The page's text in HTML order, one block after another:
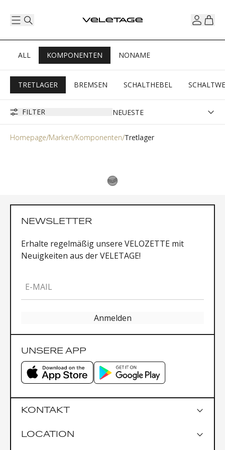
ALL KOMPONENTEN NONAME
TRETLAGER BREMSEN SCHALTHEBEL
FILTER
Homepage Marken Komponenten Tretlager
NEWSLETTER
Erhalte regelmäßig unsere VELOZETTE mit
Neuigkeiten aus der VELETAGE!
E-MAIL
Anmelden
UNSERE APP
KONTAKT
LOCATION